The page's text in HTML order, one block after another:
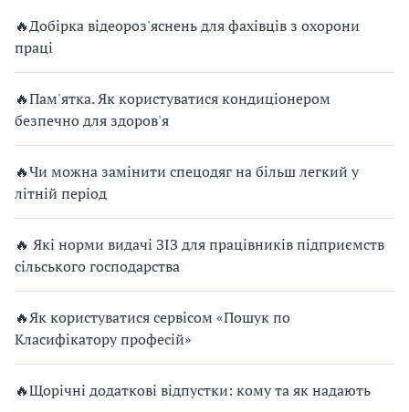
🔥Добірка відеороз'яснень для фахівців з охорони
праці
🔥Пам'ятка. Як користуватися кондиціонером
безпечно для здоров'я
🔥Чи можна замінити спецодяг на більш легкий у
літній період
🔥 Які норми видачі ЗІЗ для працівників підприємств
сільського господарства
🔥Як користуватися сервісом «Пошук по
Класифікатору професій»
🔥Щорічні додаткові відпустки: кому та як надають